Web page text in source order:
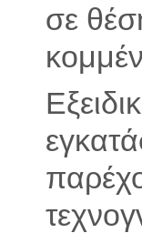
σε